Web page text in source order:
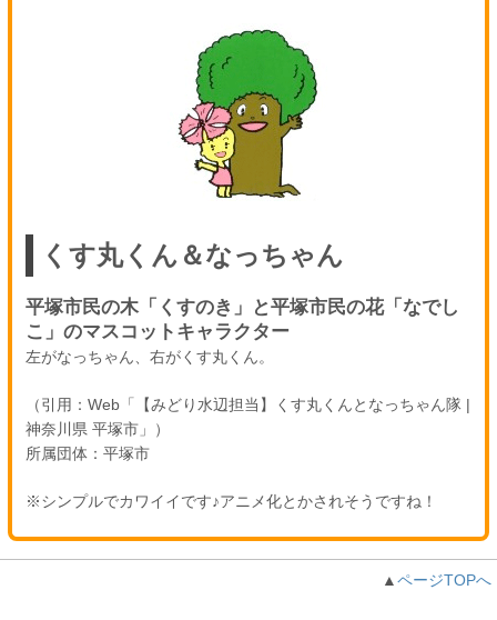
くす丸くん＆なっちゃん
平塚市民の木「くすのき」と平塚市民の花「なでし
こ」のマスコットキャラクター
左がなっちゃん、右がくす丸くん。
（引用：Web「【みどり水辺担当】くす丸くんとなっちゃん隊 |
神奈川県 平塚市」）
所属団体：平塚市
※シンプルでカワイイです♪アニメ化とかされそうですね！
▲ページTOPへ